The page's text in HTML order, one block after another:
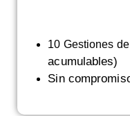
10 Gestiones
acumulables)
Sin